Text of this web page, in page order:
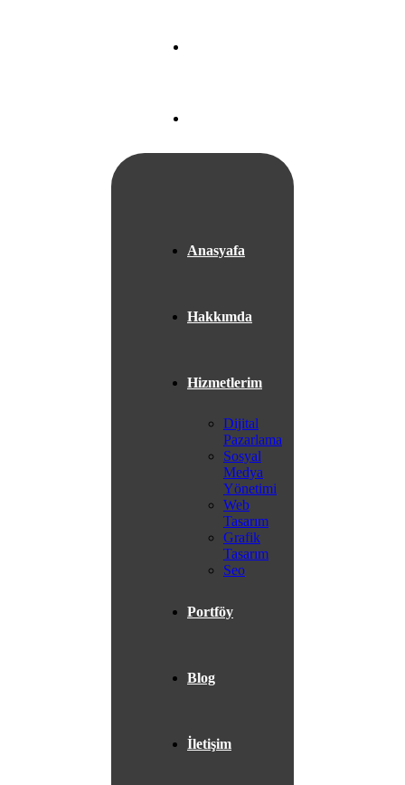
Anasyafa
Hakkımda
Hizmetlerim
Dijital
Pazarlama
Sosyal
Medya
Yönetimi
Web
Tasarım
Grafik
Tasarım
Seo
Portföy
Blog
İletişim